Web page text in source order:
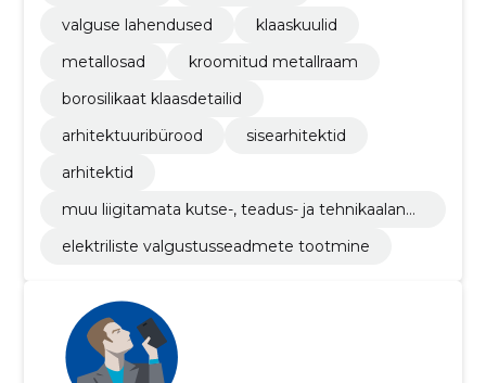
valguse lahendused
klaaskuulid
metallosad
kroomitud metallraam
borosilikaat klaasdetailid
arhitektuuribürood
sisearhitektid
arhitektid
muu liigitamata kutse-, teadus- ja tehnikaalane
elektriliste valgustusseadmete tootmine